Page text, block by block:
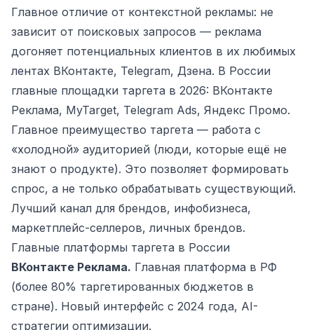
Главное отличие от контекстной рекламы: не
зависит от поисковых запросов — реклама
догоняет потенциальных клиентов в их любимых
лентах ВКонтакте, Telegram, Дзена. В России
главные площадки таргета в 2026: ВКонтакте
Реклама, MyTarget, Telegram Ads, Яндекс Промо.
Главное преимущество таргета — работа с
«холодной» аудиторией (люди, которые ещё не
знают о продукте). Это позволяет формировать
спрос, а не только обрабатывать существующий.
Лучший канал для брендов, инфобизнеса,
маркетплейс-селлеров, личных брендов.
Главные платформы таргета в России
ВКонтакте Реклама. Главная платформа в РФ
(более 80% таргетированных бюджетов в
стране). Новый интерфейс с 2024 года, AI-
стратегии оптимизации.